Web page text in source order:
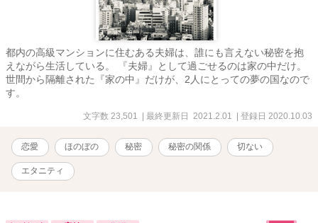
都内の高級マンションに住むある夫婦は、誰にも言えない秘密を抱
えながら生活している。 『夫婦』として過ごせるのは家の中だけ。
世間から隔離された『家の中』だけが、2人にとっての夢の国なので
す。
文字数 23,501 | 最終更新日 2021.2.01 | 登録日 2020.10.03
恋愛 ほのぼの 秘密 秘密の関係 切ない
エタニティ